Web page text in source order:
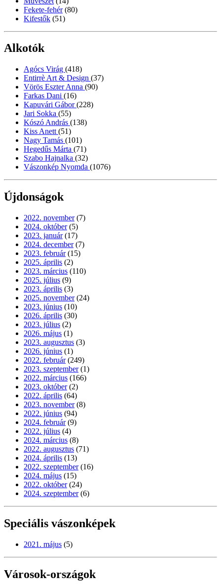
Fekete-fehér (80)
Kifestők (51)
Alkotók
Agócs Virág (418)
Entirrè Art & Design (37)
Vörös Eszter Anna (90)
Farkas Dani (16)
Kapuvári Gábor(228)
Jari Sokka (55)
Kószó András (138)
Kiss Anett (51)
Nagy Tamás (101)
Hegedűs Márta (71)
Szabo Hajnalka (32)
Vászonkép Nyomda (1076)
Újdonságok
2022. november (7)
2024. október (5)
2023. január (17)
2024. december (7)
2023. február (15)
2025. április (2)
2023. március (110)
2025. július (9)
2023. április (3)
2025. november (24)
2023. június (10)
2026. április (30)
2023. július (2)
2026. május (1)
2023. augusztus (3)
2026. június (1)
2022. február (249)
2023. szeptember (1)
2022. március (166)
2023. október (2)
2022. április (64)
2023. november (8)
2022. június (94)
2024. február (9)
2022. július (4)
2024. március (8)
2022. augusztus (71)
2024. április (13)
2022. szeptember (16)
2024. május (15)
2022. október (24)
2024. szeptember (6)
Speciális vászonképek
2021. május (5)
Városok-országok